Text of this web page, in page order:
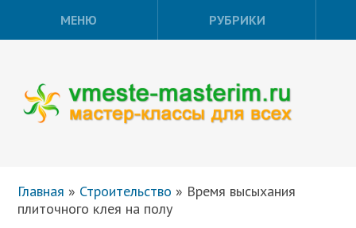
МЕНЮ РУБРИКИ
Главная » Строительство » Время высыхания
плиточного клея на полу